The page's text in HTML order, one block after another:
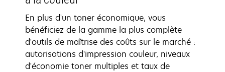
En plus d'un toner économique, vous
bénéficiez de la gamme la plus complète
d'outils de maîtrise des coûts sur le marché :
autorisations d'impression couleur, niveaux
d'économie toner multiples et taux de